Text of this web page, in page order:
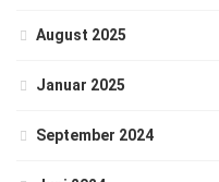
August 2025
Januar 2025
September 2024